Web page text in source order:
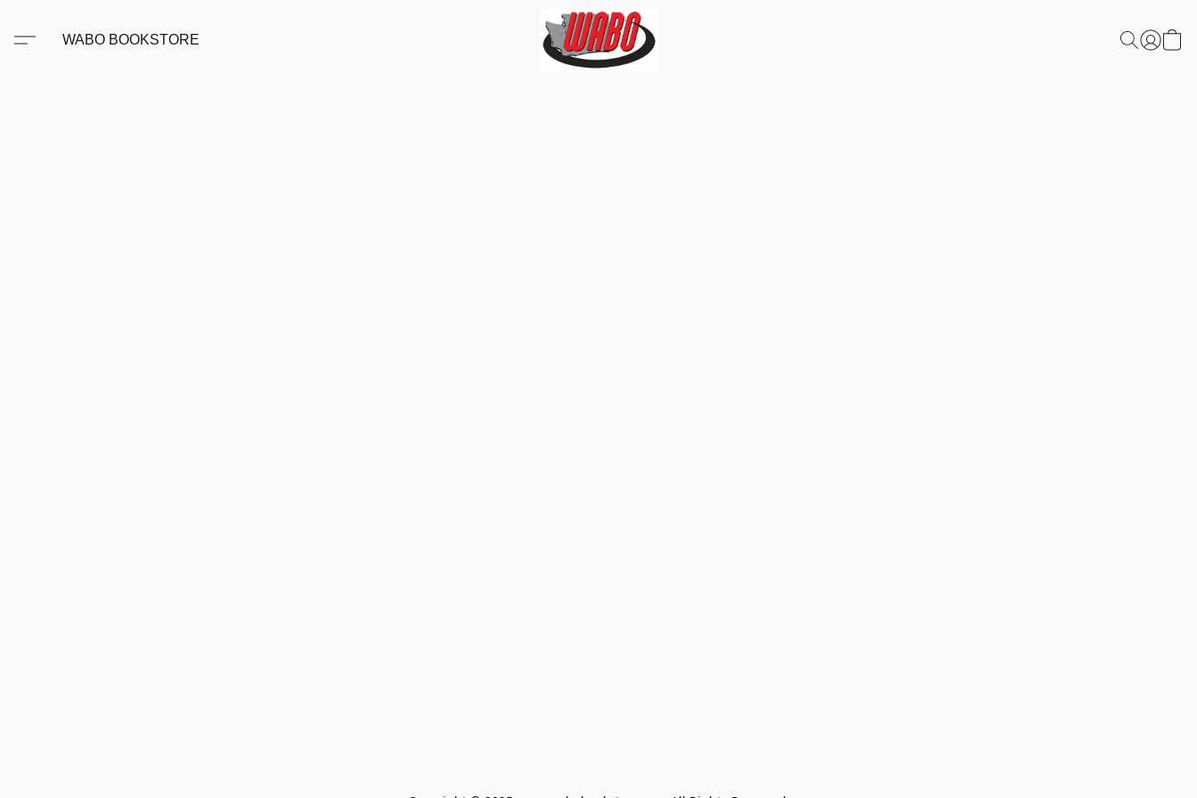
WABO BOOKSTORE